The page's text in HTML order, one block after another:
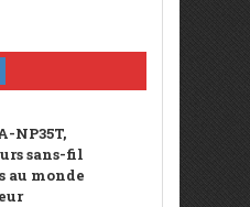
NP35T,
sans-fil
au monde